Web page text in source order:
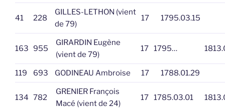
41 228
GILLES-LETHON (vient
de 79)
17 1795.03.15
163 955
GIRARDIN Eugène
(vient de 79)
17 1795…
119 693 GODINEAU Ambroise 17 1788.01.29
134 782
GRENIER François
Macé (vient de 24)
17 1785.03.01